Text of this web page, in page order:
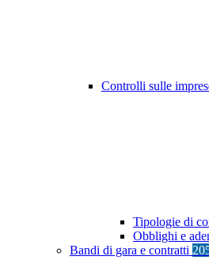
Controlli sulle
Tipologie di
Obblighi e
Bandi di gara e contratti